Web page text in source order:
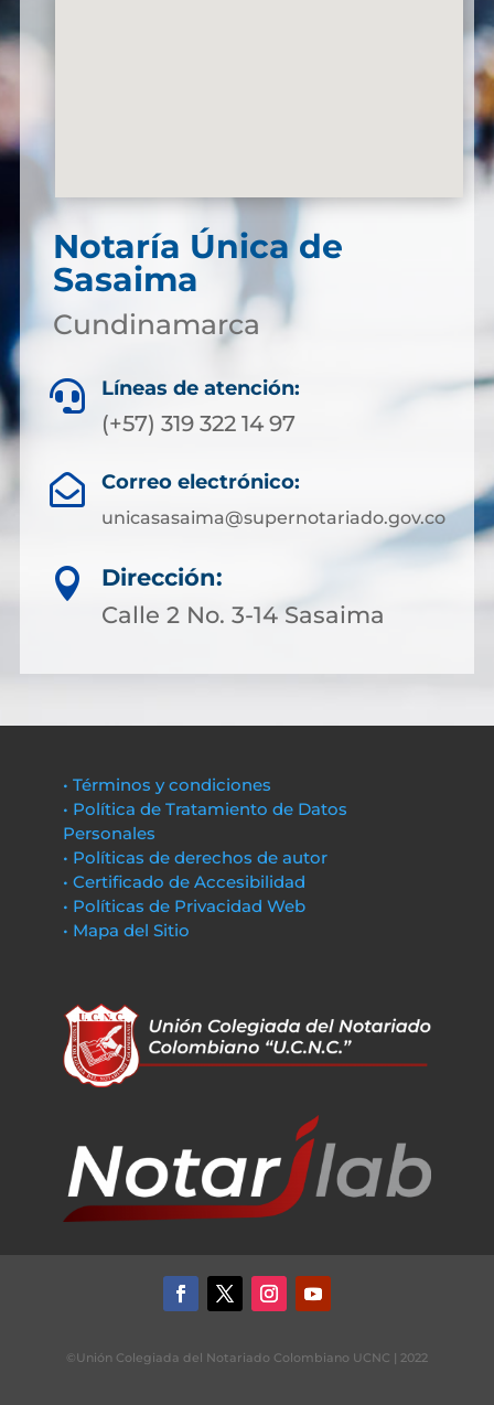
Notaría Única de
Sasaima
Cundinamarca
 Líneas de atención:
(+57) 319 322 14 97
 Correo electrónico:
unicasasaima@supernotariado.gov.co

Dirección:
Calle 2 No. 3-14 Sasaima
• Términos y condiciones
• Política de Tratamiento de Datos
Personales
• Políticas de derechos de autor
• Certificado de Accesibilidad
• Políticas de Privacidad Web
• Mapa del Sitio
©Unión Colegiada del Notariado Colombiano UCNC | 2022